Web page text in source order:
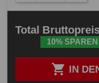
 IN
Total
10% SPAREN